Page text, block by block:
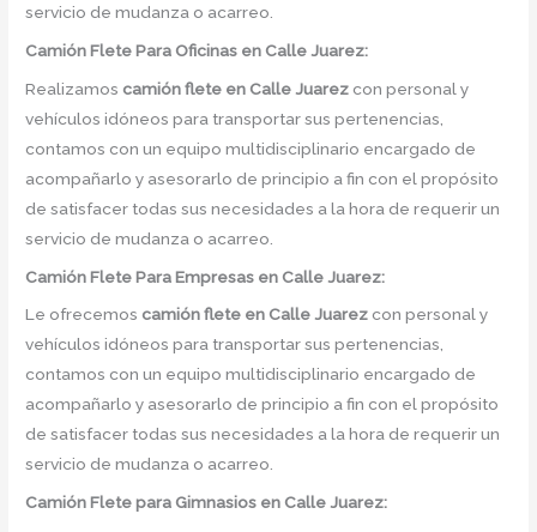
servicio de mudanza o acarreo.
CamiónFlete Para Oficinas en Calle Juarez:
Realizamos camión flete en Calle Juarez con personal y
vehículos idóneos para transportar sus pertenencias,
contamos con un equipo multidisciplinario encargado de
acompañarlo y asesorarlo de principio a fin con el propósito
de satisfacer todas sus necesidades a la hora de requerir un
servicio de mudanza o acarreo.
CamiónFlete Para Empresas en Calle Juarez:
Le ofrecemos camión flete en Calle Juarez con personal y
vehículos idóneos para transportar sus pertenencias,
contamos con un equipo multidisciplinario encargado de
acompañarlo y asesorarlo de principio a fin con el propósito
de satisfacer todas sus necesidades a la hora de requerir un
servicio de mudanza o acarreo.
CamiónFlete para Gimnasios en Calle Juarez: